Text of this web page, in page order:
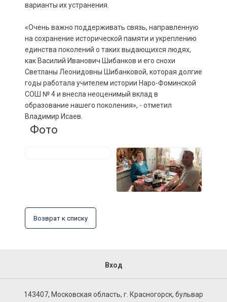
варианты их устранения.
«Очень важно поддерживать связь, направленную
на сохранение исторической памяти и укреплению
единства поколений о таких выдающихся людях,
как Василий Иванович Шибанков и его снохи
Светланы Леонидовны Шибанковой, которая долгие
годы работала учителем истории Наро-Фоминской
СОШ № 4 и внесла неоценимый вклад в
образование нашего поколения», - отметил
Владимир Исаев.
Фото
Возврат к списку
Вход
143407, Московская область, г. Красногорск, бульвар